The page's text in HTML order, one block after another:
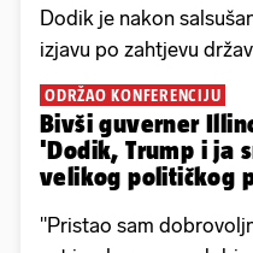
Dodik je nakon
izjavu po zahtjevu
ODRŽAO KONFERENCIJU
Bivši guverner
'Dodik, Trump i ja
velikog političkog
"Pristao sam